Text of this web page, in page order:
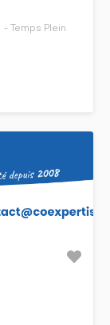
Temps Plein